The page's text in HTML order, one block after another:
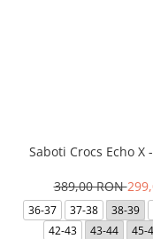
Saboti Crocs Echo X
389,00 RON
36-37 37-38 38-39
42-43
43-44 45-